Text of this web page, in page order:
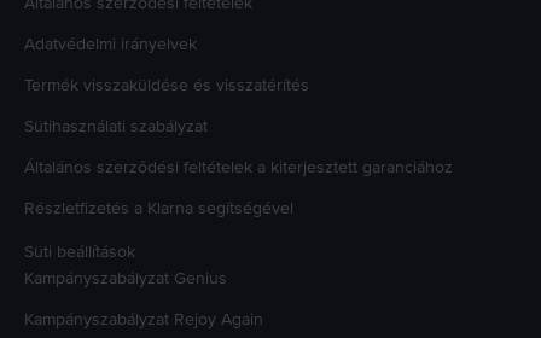
Adatvédelmi irányelvek
Termék visszaküldése és visszatérítés
Sütihasználati szabályzat
Általános szerződési feltételek a kiterjesztett garanciához
Részletfizetés a Klarna segítségével
Süti beállítások
Kampányszabályzat Genius
Kampányszabályzat Rejoy Again